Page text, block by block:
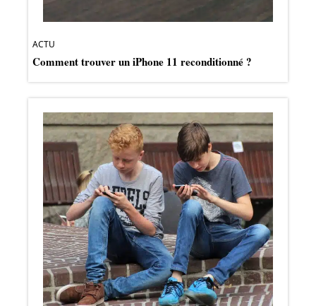
ACTU
Comment trouver un iPhone 11 reconditionné ?